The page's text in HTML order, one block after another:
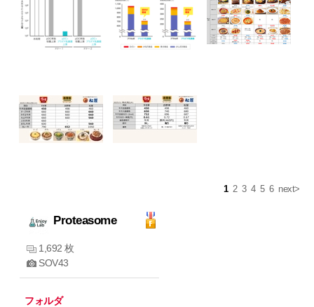
1 2 3 4 5 6 next>
Proteasome
1,692 枚
SOV43
フォルダ